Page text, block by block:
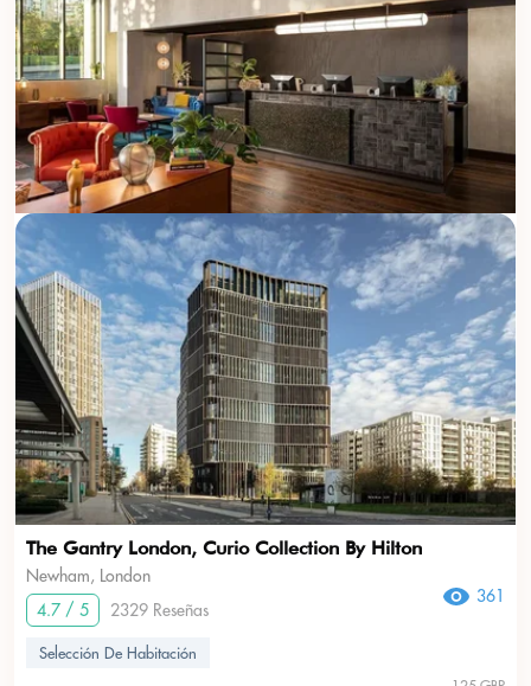
The Gantry London, Curio Collection By Hilton
Newham, London
4.7 / 5
2329 Reseñas
361
Selección De Habitación